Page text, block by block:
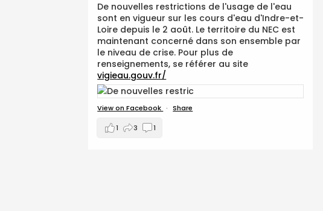
De nouvelles restrictions de l'usage de l'eau
sont en vigueur sur les cours d'eau d'Indre-et-
Loire depuis le 2 août. Le territoire du NEC est
maintenant concerné dans son ensemble par
le niveau de crise. Pour plus de
renseignements, se référer au site
vigieau.gouv.fr/
View on Facebook · Share
1 3 1